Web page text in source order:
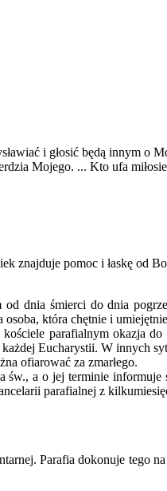
i głosić będą innym o
Mojego. ... Kto ufa
pomoc i łaskę od
dnia śmierci do dnia
która chętnie i
para­fialnym okazja
Eucharystii. W innych
ofiarować za zmarłego.
a o jej terminie
parafialnej z
Parafia dokonuje